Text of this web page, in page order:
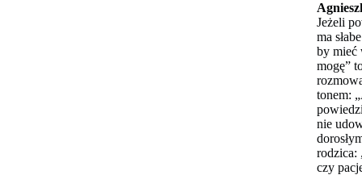
Jeżeli
ma
by mieć
mogę”
tonem:
nie
rodzica:
czy